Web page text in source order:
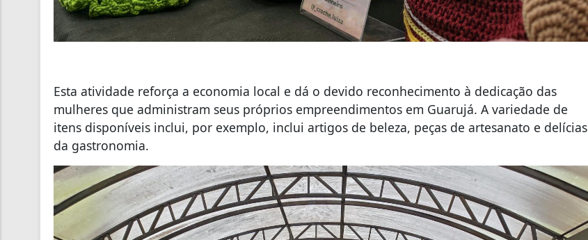
Esta atividade reforça a economia local e dá o devido reconhecimento à dedicação das
mulheres que administram seus próprios empreendimentos em Guarujá. A variedade de
itens disponíveis inclui, por exemplo, inclui artigos de beleza, peças de artesanato e delícias
da gastronomia.